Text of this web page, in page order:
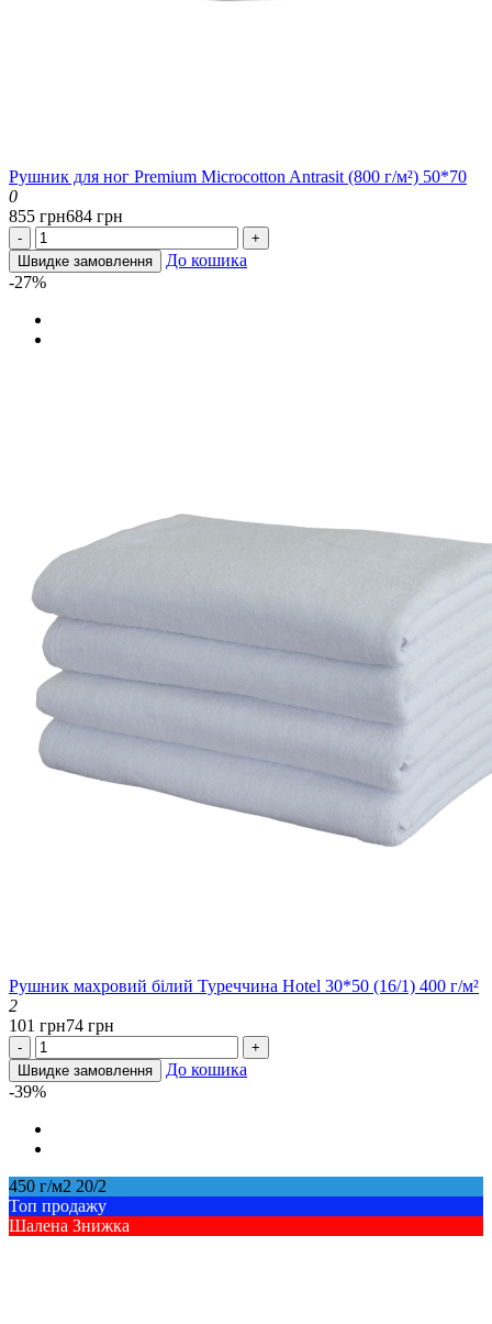
Рушник для ног Premium Microcotton Antrasit (800 г/м²) 50*70
0
855 грн684 грн
-
+
Швидке замовлення
До кошика
-27%
Рушник махровий білий Туреччина Hotel 30*50 (16/1) 400 г/м²
2
101 грн74 грн
-
+
Швидке замовлення
До кошика
-39%
450 г/м2 20/2
Топ продажу
Шалена Знижка